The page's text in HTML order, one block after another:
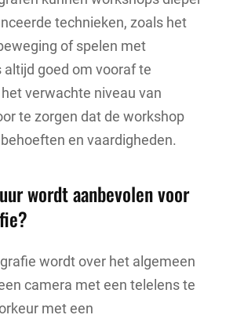
technieken, zoals het
of spelen met
altijd goed om vooraf te
verwachte niveau van
te zorgen dat de workshop
en vaardigheden.
wordt aanbevolen voor
wordt over het algemeen
camera met een telelens te
met een